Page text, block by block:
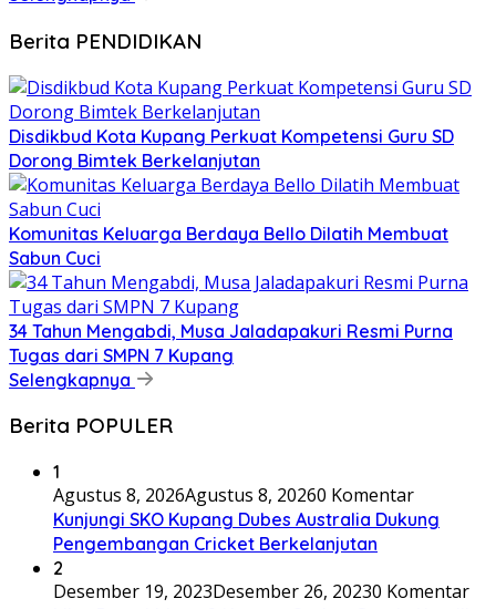
Berita PENDIDIKAN
Disdikbud Kota Kupang Perkuat Kompetensi Guru SD
Dorong Bimtek Berkelanjutan
Komunitas Keluarga Berdaya Bello Dilatih Membuat
Sabun Cuci
34 Tahun Mengabdi, Musa Jaladapakuri Resmi Purna
Tugas dari SMPN 7 Kupang
Selengkapnya
Berita POPULER
1
Agustus 8, 2026Agustus 8, 20260 Komentar
Kunjungi SKO Kupang Dubes Australia Dukung
Pengembangan Cricket Berkelanjutan
2
Desember 19, 2023Desember 26, 20230 Komentar